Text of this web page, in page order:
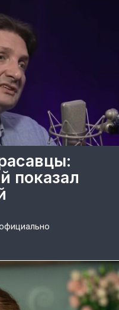
показал